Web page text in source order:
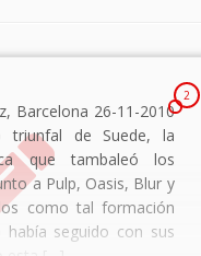
2
Barcelona 26-11-2010
triunfal de Suede, la
que tambaleó los
a Pulp, Oasis, Blur y
como tal formación
había seguido con sus